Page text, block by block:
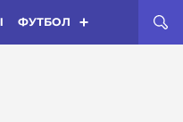
ФУТБОЛ